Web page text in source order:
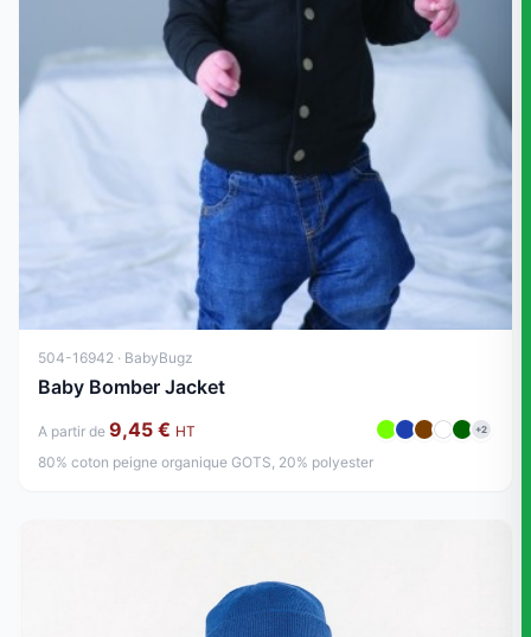
504-16942 · BabyBugz
Baby Bomber Jacket
A partir de 9,45 € HT +2
80% coton peigne organique GOTS, 20% polyester